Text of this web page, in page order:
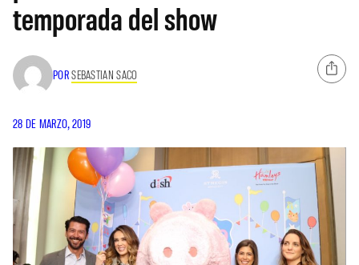
temporada del show
PORSEBASTIAN SACO
28 DE MARZO, 2019